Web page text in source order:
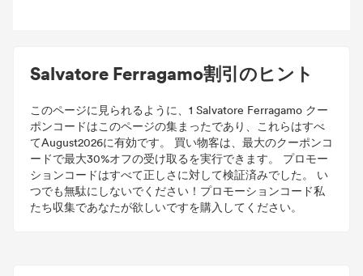
Salvatore Ferragamo割引のヒント
このページに見られるように、1 Salvatore Ferragamo クー
ポンコードはこのページの集まったであり、これらはすべ
てAugust2026に有効です。 買い物客は、最大のクーポンコ
ードで最大30%オフの受け取るを実行できます。 プロモー
ションコードはすべて正しさに対して検証済みでした。 い
つでも無駄にしないでください！プロモーションコード私
たち収集であなたが欲しいですを購入してください。